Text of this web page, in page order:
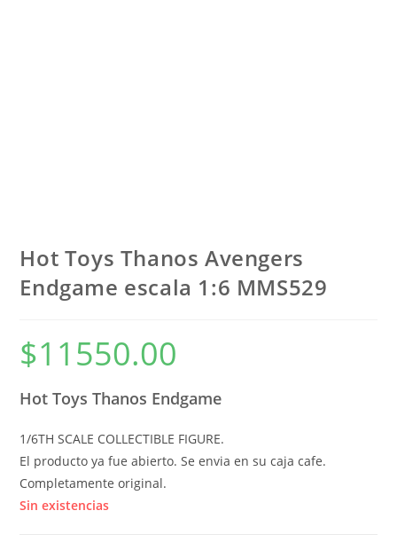
Hot Toys Thanos Avengers
Endgame escala 1:6 MMS529
$11550.00
Hot Toys Thanos Endgame
1/6TH SCALE COLLECTIBLE FIGURE.
El producto ya fue abierto. Se envia en su caja cafe.
Completamente original.
Sin existencias